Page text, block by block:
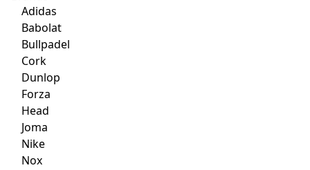
Adidas
Babolat
Bullpadel
Cork
Dunlop
Forza
Head
Joma
Nike
Nox